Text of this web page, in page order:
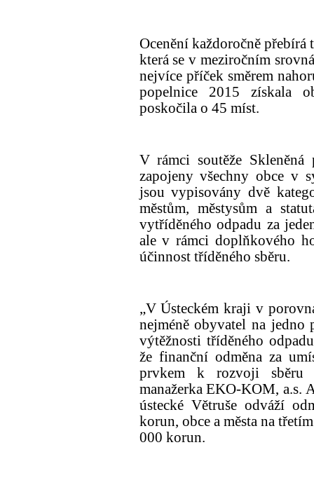
Ocenění každoročně přebírá
která se v meziročním
nejvíce příček směrem
popelnice 2015 získala
poskočila o 45 míst.
V rámci soutěže
zapojeny všechny obce v
jsou vypisovány dvě
městům, městysům a
vytříděného odpadu za
ale v rámci doplňkového
účinnost tříděného sběru.
„V Ústeckém kraji v
nejméně obyvatel na jedno
výtěžnosti tříděného
že finanční odměna za
prvkem k rozvoji sběru
manažerka EKO-KOM, a.s.
ústecké Větruše odváží
korun, obce a města na
000 korun.